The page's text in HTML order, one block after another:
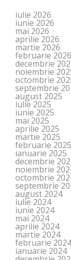
iulie 2026
iunie 2026
mai 2026
aprilie 2026
martie 2026
februarie 2026
decembrie
noiembrie
octombrie
septembrie
august 2025
iulie 2025
iunie 2025
mai 2025
aprilie 2025
martie 2025
februarie 2025
ianuarie 2025
decembrie
noiembrie
octombrie
septembrie
august 2024
iulie 2024
iunie 2024
mai 2024
aprilie 2024
martie 2024
februarie 2024
ianuarie 2024